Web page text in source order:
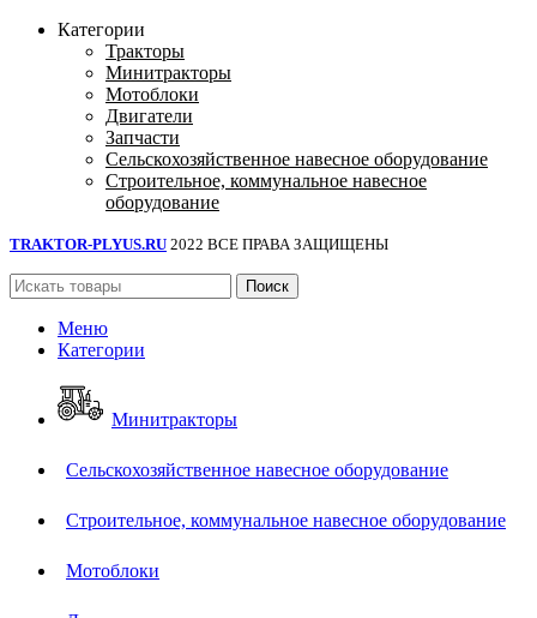
Категории
Тракторы
Минитракторы
Мотоблоки
Двигатели
Запчасти
Сельскохозяйственное навесное оборудование
Строительное, коммунальное навесное
оборудование
TRAKTOR-PLYUS.RU 2022 ВСЕ ПРАВА ЗАЩИЩЕНЫ
Поиск
Меню
Категории
Минитракторы
Сельскохозяйственное навесное оборудование
Строительное, коммунальное навесное оборудование
Мотоблоки